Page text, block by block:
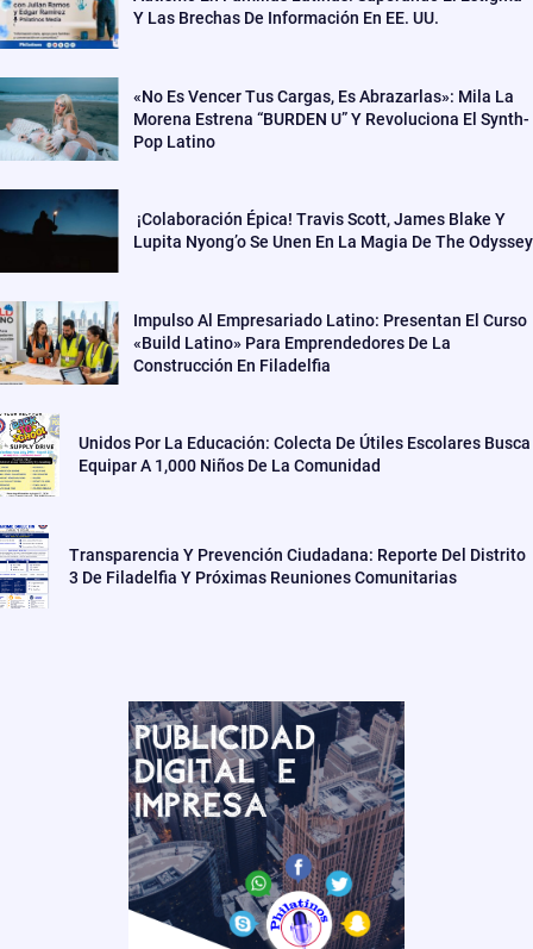
Y Las Brechas De Información En EE. UU.
«No Es Vencer Tus Cargas, Es Abrazarlas»: Mila La
Morena Estrena “BURDEN U” Y Revoluciona El Synth-
Pop Latino
¡Colaboración Épica! Travis Scott, James Blake Y
Lupita Nyong’o Se Unen En La Magia De The Odyssey
Impulso Al Empresariado Latino: Presentan El Curso
«Build Latino» Para Emprendedores De La
Construcción En Filadelfia
Unidos Por La Educación: Colecta De Útiles Escolares Busca
Equipar A 1,000 Niños De La Comunidad
Transparencia Y Prevención Ciudadana: Reporte Del Distrito
3 De Filadelfia Y Próximas Reuniones Comunitarias